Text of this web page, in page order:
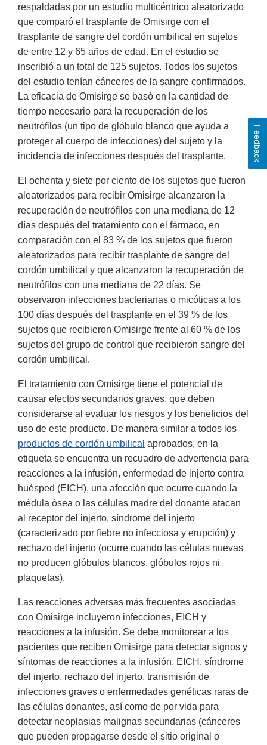
respaldadas por un estudio multicéntrico aleatorizado
que comparó el trasplante de Omisirge con el
trasplante de sangre del cordón umbilical en sujetos
de entre 12 y 65 años de edad. En el estudio se
inscribió a un total de 125 sujetos. Todos los sujetos
del estudio tenían cánceres de la sangre confirmados.
La eficacia de Omisirge se basó en la cantidad de
tiempo necesario para la recuperación de los
neutrófilos (un tipo de glóbulo blanco que ayuda a
proteger al cuerpo de infecciones) del sujeto y la
incidencia de infecciones después del trasplante.
El ochenta y siete por ciento de los sujetos que fueron
aleatorizados para recibir Omisirge alcanzaron la
recuperación de neutrófilos con una mediana de 12
días después del tratamiento con el fármaco, en
comparación con el 83 % de los sujetos que fueron
aleatorizados para recibir trasplante de sangre del
cordón umbilical y que alcanzaron la recuperación de
neutrófilos con una mediana de 22 días. Se
observaron infecciones bacterianas o micóticas a los
100 días después del trasplante en el 39 % de los
sujetos que recibieron Omisirge frente al 60 % de los
sujetos del grupo de control que recibieron sangre del
cordón umbilical.
El tratamiento con Omisirge tiene el potencial de
causar efectos secundarios graves, que deben
considerarse al evaluar los riesgos y los beneficios del
uso de este producto. De manera similar a todos los
productos de cordón umbilical aprobados, en la
etiqueta se encuentra un recuadro de advertencia para
reacciones a la infusión, enfermedad de injerto contra
huésped (EICH), una afección que ocurre cuando la
médula ósea o las células madre del donante atacan
al receptor del injerto, síndrome del injerto
(caracterizado por fiebre no infecciosa y erupción) y
rechazo del injerto (ocurre cuando las células nuevas
no producen glóbulos blancos, glóbulos rojos ni
plaquetas).
Las reacciones adversas más frecuentes asociadas
con Omisirge incluyeron infecciones, EICH y
reacciones a la infusión. Se debe monitorear a los
pacientes que reciben Omisirge para detectar signos y
síntomas de reacciones a la infusión, EICH, síndrome
del injerto, rechazo del injerto, transmisión de
infecciones graves o enfermedades genéticas raras de
las células donantes, así como de por vida para
detectar neoplasias malignas secundarias (cánceres
que pueden propagarse desde el sitio original o
Feedback